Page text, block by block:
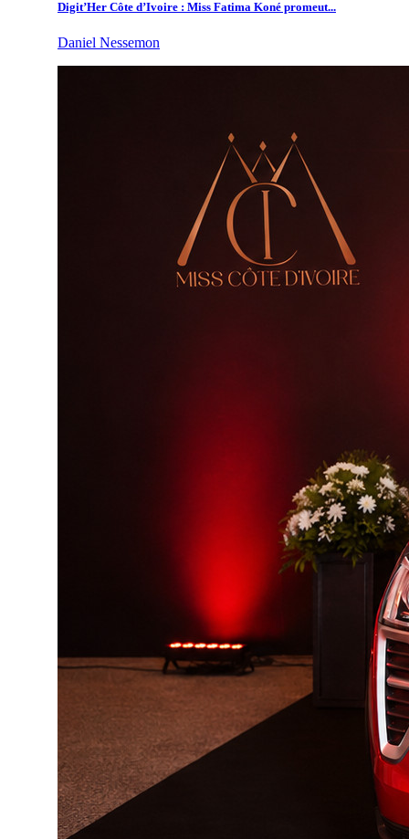
Digit’Her Côte d’Ivoire : Miss Fatima Koné promeut...
Daniel Nessemon